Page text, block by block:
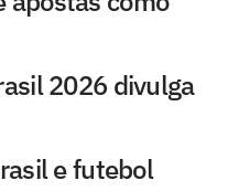
2026 divulga
e futebol